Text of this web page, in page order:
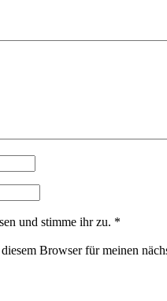
und stimme ihr zu. *
Browser für meinen